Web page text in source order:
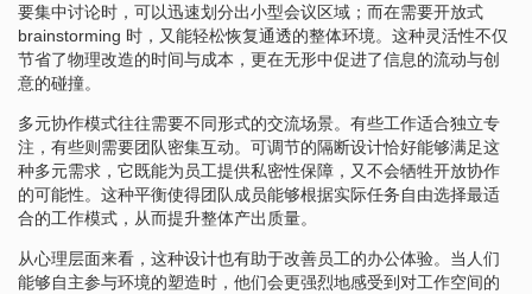
要集中讨论时，可以迅速划分出小型会议区域；而在需要开放式
brainstorming 时，又能轻松恢复通透的整体环境。这种灵活性不仅
节省了物理改造的时间与成本，更在无形中促进了信息的流动与创
意的碰撞。
多元协作模式往往需要不同形式的交流场景。有些工作适合独立专
注，有些则需要团队密集互动。可调节的隔断设计恰好能够满足这
种多元需求，它既能为员工提供私密性保障，又不会牺牲开放协作
的可能性。这种平衡使得团队成员能够根据实际任务自由选择最适
合的工作模式，从而提升整体产出质量。
从心理层面来看，这种设计也有助于改善员工的办公体验。当人们
能够自主参与环境的塑造时，他们会更强烈地感受到对工作空间的